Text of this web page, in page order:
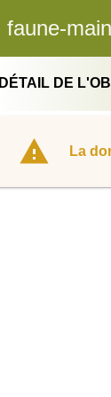
faune-
DÉTAIL DE
La